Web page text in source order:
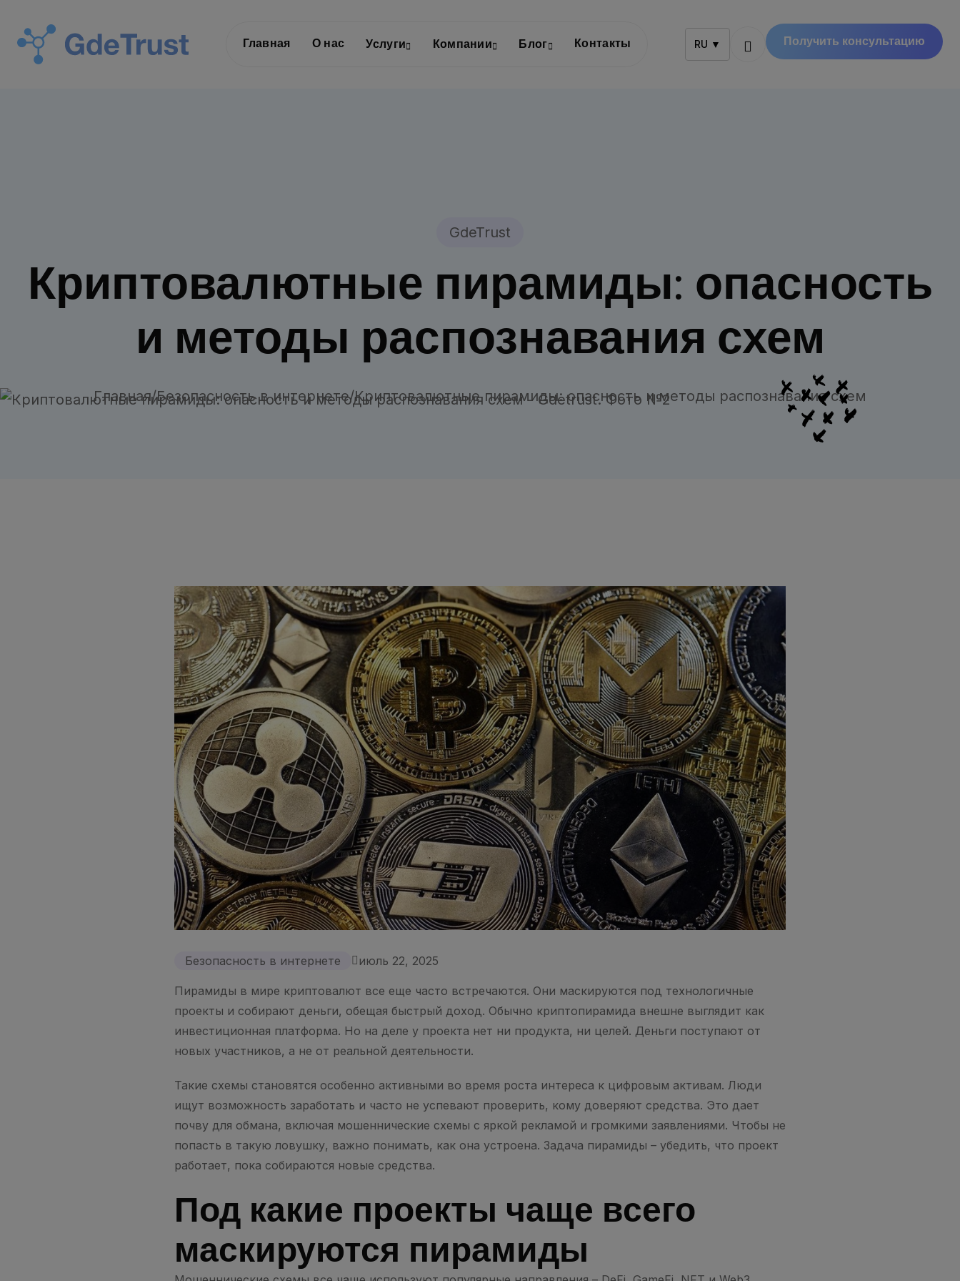
Главная О нас Услуги Компании Блог Контакты RU ▼ Получить консультацию
GdeTrust
Криптовалютные пирамиды: опасность
и методы распознавания схем
Главная/Безопасность в интернете/Криптовалютные пирамиды: опасность и методы распознавания схем
Безопасность в интернете июль 22, 2025
Пирамиды в мире криптовалют все еще часто встречаются. Они маскируются под технологичные
проекты и собирают деньги, обещая быстрый доход. Обычно криптопирамида внешне выглядит как
инвестиционная платформа. Но на деле у проекта нет ни продукта, ни целей. Деньги поступают от
новых участников, а не от реальной деятельности.
Такие схемы становятся особенно активными во время роста интереса к цифровым активам. Люди
ищут возможность заработать и часто не успевают проверить, кому доверяют средства. Это дает
почву для обмана, включая мошеннические схемы с яркой рекламой и громкими заявлениями. Чтобы не
попасть в такую ловушку, важно понимать, как она устроена. Задача пирамиды – убедить, что проект
работает, пока собираются новые средства.
Под какие проекты чаще всего
маскируются пирамиды